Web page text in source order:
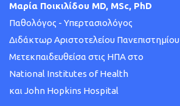
Μαρία Ποικιλίδου MD, MSc, PhD
Παθολόγος - Υπερτασιολόγος
Διδάκτωρ Αριστοτελείου Πανεπιστημίου
Μετεκπαιδευθείσα στις ΗΠΑ στο
National Institutes of Health
και John Hopkins Hospital